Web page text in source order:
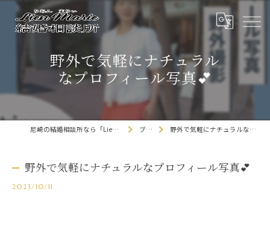
野外で気軽にナチュラル
なプロフィール写真💕
尼崎の結婚相談所なら「Lien Marie結婚相談所」 ブログ 野外で気軽にナチュラルなプロフィール写真💕
野外で気軽にナチュラルなプロフィール写真💕
2023/10/11